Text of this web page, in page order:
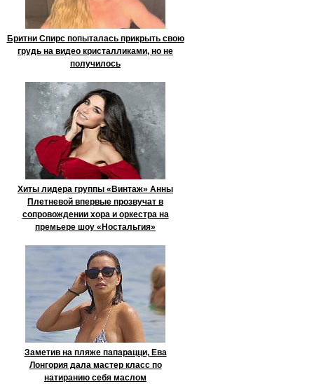
Бритни Спирс попыталась прикрыть свою
грудь на видео кристалликами, но не
получилось
Хиты лидера группы «Винтаж» Анны
Плетневой впервые прозвучат в
сопровождении хора и оркестра на
премьере шоу «Ностальгия»
Заметив на пляже папарацци, Ева
Лонгория дала мастер класс по
натиранию себя маслом